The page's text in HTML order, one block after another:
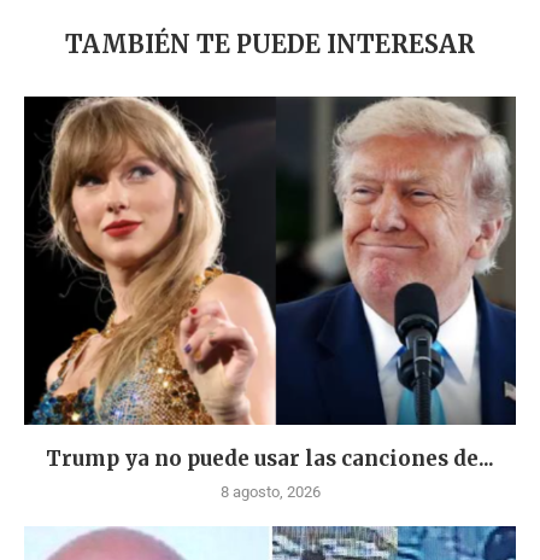
TAMBIÉN TE PUEDE INTERESAR
Trump ya no puede usar las canciones de...
8 agosto, 2026